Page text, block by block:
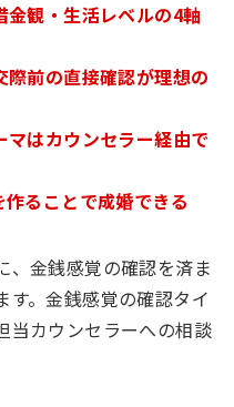
金観・生活レベルの4軸
前の直接確認が理想の
はカウンセラー経由で
ることで成婚できる
、金銭感覚の確認を済ま
す。金銭感覚の確認タイ
当カウンセラーへの相談